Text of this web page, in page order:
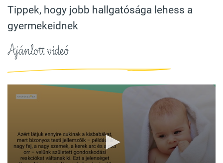
Tippek, hogy jobb hallgatósága lehess a
gyermekeidnek
Ajánlott videó